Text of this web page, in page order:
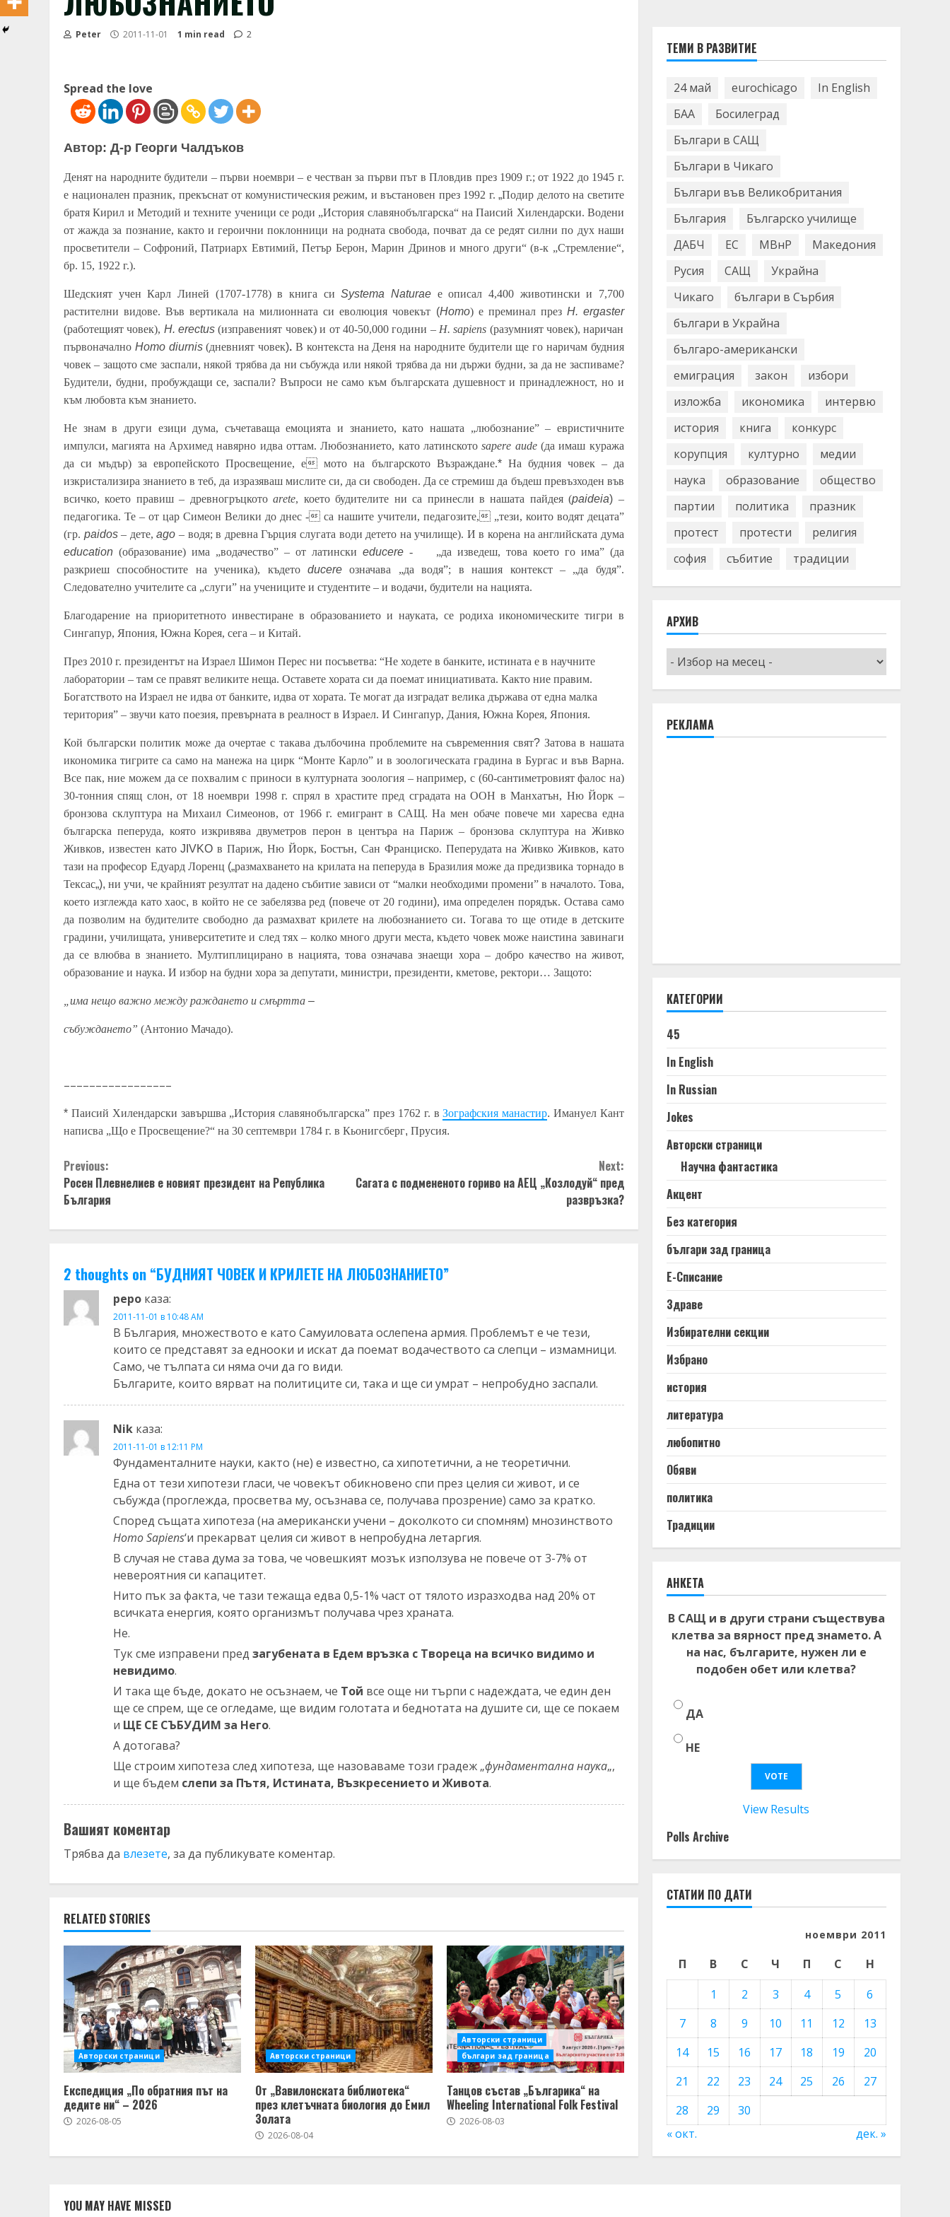
Peter 2011-11-01 1 min read 2
Spread the love
Автор: Д-р Георги Чалдъков
Денят на народните будители – първи ноември – е честван за първи път в Пловдив през 1909 г.; от 1922 до 1945 г.
е национален празник, прекъснат от комунистическия режим, и въстановен през 1992 г.„Подир делото на светите
братя Кирил и Методий и техните ученици се роди „История славянобългарска“ на Паисий Хилендарски. Водени
от жажда за познание, както и героични поклонници на родната свобода, почват да се редят силни по дух наши
просветители – Софроний, Патриарх Евтимий, Петър Берон, Марин Дринов и много други“ (в-к „Стремление“,
бр. 15, 1922 г.).
Шедският учен Карл Линей (1707-1778) в книга сиSystema Naturaeе описал 4,400 животински и 7,700
растителни видове. Във вертикала на милионната си еволюция човекът (Homo) е преминал през H. ergaster
(работещият човек), H. erectus (изправеният човек) и от 40-50,000 години – H. sаpiens (разумният човек), наричан
първоначално Homo diurnis(дневният човек). В контекста на Деня на народните будители ще го наричам будния
човек – защото сме заспали, някой трябва да ни събужда или някой трябва да ни държи будни, за да не заспиваме?
Будители, будни, пробуждащи се, заспали? Въпроси не само към българската душевност и принадлежност, но и
към любовта към знанието.
Не знам в други езици дума, съчетаваща емоцията и знанието, като нашата
„любознание” – евристичните
импулси, магията на Архимед навярно идва оттам. Любознанието, като латинскотоsaperе aude(да имаш куража
да си мъдър) заевропейскотоПросвещение, е мото на българското Възраждане.*На будния човек – да
изкристализира знанието в теб, да изразяваш мислите си, да си свободен. Да се стремиш да бъдеш превъзходен във
всичко, което правиш – древногръцкотоarеte, което будителите ни са принесли в нашата пайдея (paideia) –
педагогика. Те – от цар Симеон Велики до днес - са нашите учители, педагозите, „тези, които водят децата”
(гр. paidos– дете,ago – водя; в древна Гърция слугата води детето на училище). И в корена на английската дума
education (образование) има „водачество” – от латинскиeducere - „да изведеш, това което го има” (да
разкриеш способностите на ученика), къдетоducere означава „да водя”; в нашия контекст – „да будя”.
Следователно учителите са „слуги” на учениците и студентите – и водачи, будители на нацията.
Благодарение на приоритетното инвестиране в образованието и науката, се родиха икономическите тигри в
Сингапур, Япония, Южна Корея, сега – и Китай.
През 2010 г. президентът на Израел Шимон Перес ни посъветва: “Не ходете в банките, истината е в научните
лаборатории – там се правят великите неща. Оставете хората си да поемат инициативата. Както ние правим.
Богатството на Израел не идва от банките, идва от хората. Те могат да изградат велика държава от една малка
територия” – звучи като поезия, превърната в реалност в Израел. И Сингапур, Дания, Южна Корея, Япония.
Кой български политик може да очертае с такава дълбочина проблемите на съвременния свят? Затова в нашата
икономика тигрите са само на манежа на цирк “Монте Карло” и в зоологическата градина в Бургас и във Варна.
Все пак, ние можем да се похвалим с приноси в културната зоология – например, с (60-сантиметровият фалос на)
30-тонния спящ слон, от 18 ноември 1998 г. спрял в храстите пред сградата на ООН в Манхатън, Ню Йорк –
бронзова склуптура на Михаил Симеонов, от 1966 г. емигрант в САЩ. На мен обаче повече ми харесва една
българска пеперуда, която изкривява двуметров перон в центъра на Париж – бронзова склуптура на Живко
Живков, известен катоJIVKO в Париж, Ню Йорк, Бостън, Сан Франциско. Пеперудата на Живко Живков, като
тази на професор Едуард Лоренц („размахването на крилата на пеперуда в Бразилия може да предизвика торнадо в
Тексас„), ни учи, че крайният резултат на дадено събитие зависи от “малки необходими промени” в началото. Това,
което изглежда като хаос,в който не се забелязва ред (повече от 20 години), има определен порядък. Остава само
да позволим на будителите свободно да размахват крилете на любознанието си.Тогава то ще отиде в детските
градини, училищата, университетитеи след тях – колко много други места, където човек може наистина завинаги
да се влюбва в знанието. Мултиплицирано в нацията, това означава знаещи хора – добро качествона живот,
образование и наука. И избор на будни хора за депутати, министри, президенти, кметове, ректори… Защото:
„има нещо важно между раждането и смъртта –
събуждането” (Антонио Мачадо).
–––––––––––––––––
* Паисий Хилендарски завършва „История славянобългарска” през 1762 г. вЗографския манастир.Имануел Кант
написва „Що е Просвещение?“ на 30 септември 1784 г. в Кьонигсберг, Прусия.
Continue
Reading
Previous:
Росен Плевнелиев е новият президент на Република
България
Next:
Сагата с подмененото гориво на АЕЦ „Козлодуй“ пред
развръзка?
2 thoughts on “БУДНИЯТ ЧОВЕК И КРИЛЕТЕ НА ЛЮБОЗНАНИЕТО”
pepo каза:
2011-11-01 в 10:48 AM
В България, множеството е като Самуиловата ослепена армия. Проблемът е че тези,
които се представят за еднооки и искат да поемат водачеството са слепци – измамници.
Само, че тълпата си няма очи да го види.
Българите, които вярват на политиците си, така и ще си умрат – непробудно заспали.
Nik каза:
2011-11-01 в 12:11 PM
Фундаменталните науки, както (не) е известно, са хипотетични, а не теоретични.
Една от тези хипотези гласи, че човекът обикновено спи през целия си живот, и се
събужда (проглежда, просветва му, осъзнава се, получава прозрение) само за кратко.
Според същата хипотеза (на американски учени – доколкото си спомням) мнозинството
Homo Sapiens‘и прекарват целия си живот в непробудна летаргия.
В случая не става дума за това, че човешкият мозък използува не повече от 3-7% от
невероятния си капацитет.
Нито пък за факта, че тази тежаща едва 0,5-1% част от тялото изразходва над 20% от
всичката енергия, която организмът получава чрез храната.
Не.
Тук сме изправени пред загубената в Едем връзка с Твореца на всичко видимо и
невидимо.
И така ще бъде, докато не осъзнаем, че Той все още ни търпи с надеждата, че един ден
ще се спрем, ще се огледаме, ще видим голотата и беднотата на душите си, ще се покаем
и ЩЕ СЕ СЪБУДИМ за Него.
А дотогава?
Ще строим хипотеза след хипотеза, ще назоваваме този градеж „фундаментална наука„,
и ще бъдем слепи за Пътя, Истината, Възкресението и Живота.
Вашият коментар
Трябва да влезете, за да публикувате коментар.
RELATED STORIES
Авторски страници
Експедиция „По обратния път на
дедите ни“ – 2026
2026-08-05
Авторски страници
От „Вавилонската библиотека“
през клетъчната биология до Емил
Золата
2026-08-04
Авторски страници
българи зад граница
Танцов състав „Българика“ на
Wheeling International Folk Festival
2026-08-03
ТЕМИ В РАЗВИТИЕ
24 май eurochicago
In English
БАА
Босилеград
Българи в САЩ
Българи в Чикаго
Българи във Великобритания
България
Българско училище
ДАБЧ
ЕС МВнР
Македония
Русия
САЩ
Украйна
Чикаго
българи в Сърбия
българи в Украйна
българо-американски
емиграция
закон
избори
изложба
икономика
интервю
история
книга
конкурс
корупция
културно
медии
наука
образование
общество
партии
политика
празник
протест
протести
религия
софия
събитие традиции
АРХИВ
Архив
РЕКЛАМА
КАТЕГОРИИ
45
In English
In Russian
Jokes
Авторски страници
Научна фантастика
Акцент
Без категория
българи зад граница
Е-Списание
Здраве
Избирателни секции
Избрано
история
литература
любопитно
Обяви
политика
Традиции
АНКЕТА
В САЩ и в други страни съществува
клетва за вярност пред знамето. А
на нас, българите, нужен ли е
подобен обет или клетва?
ДА
НЕ
View Results
Polls Archive
СТАТИИ ПО ДАТИ
ноември 2011
П В С Ч П С
Н
1
2 3 4 5
6
7
8 9 10 11 12
13
14
15 16 17 18 19
20
21
22 23 24 25 26
27
28
29
30
« окт.
дек. »
YOU MAY HAVE MISSED